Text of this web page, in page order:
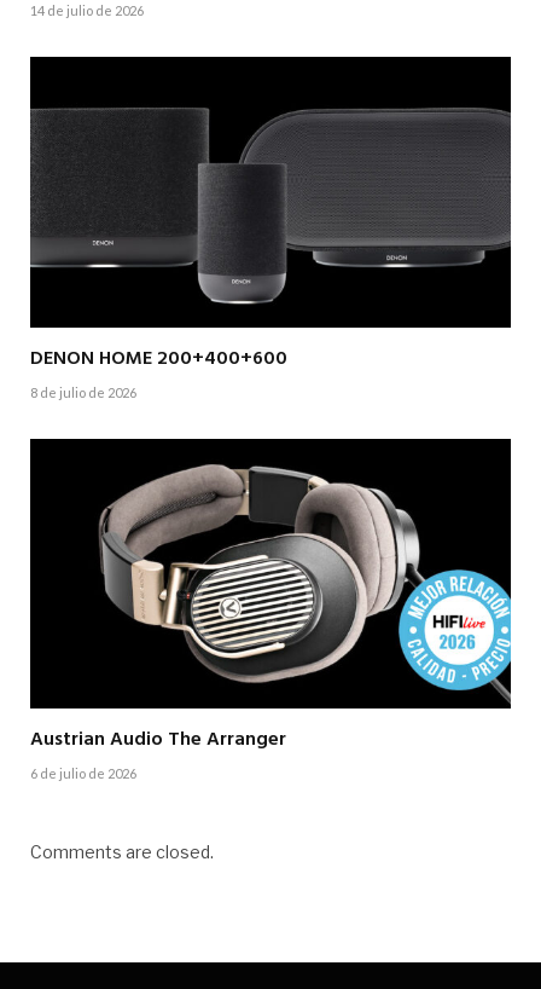
14 de julio de 2026
DENON HOME 200+400+600
8 de julio de 2026
Austrian Audio The Arranger
6 de julio de 2026
Comments are closed.